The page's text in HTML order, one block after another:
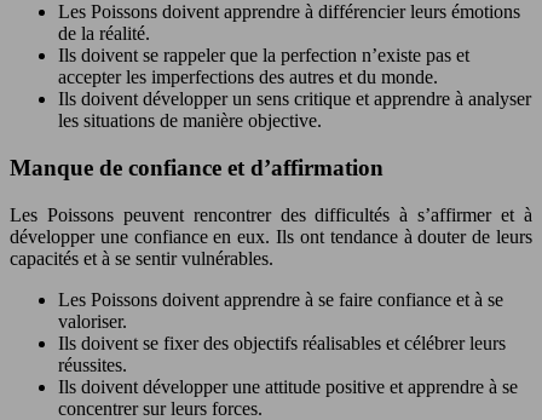
Les Poissons doivent apprendre à différencier leurs émotions
de la réalité.
Ils doivent se rappeler que la perfection n’existe pas et
accepter les imperfections des autres et du monde.
Ils doivent développer un sens critique et apprendre à analyser
les situations de manière objective.
Manque de confiance et d’affirmation
Les Poissons peuvent rencontrer des difficultés à s’affirmer et à
développer une confiance en eux. Ils ont tendance à douter de leurs
capacités et à se sentir vulnérables.
Les Poissons doivent apprendre à se faire confiance et à se
valoriser.
Ils doivent se fixer des objectifs réalisables et célébrer leurs
réussites.
Ils doivent développer une attitude positive et apprendre à se
concentrer sur leurs forces.